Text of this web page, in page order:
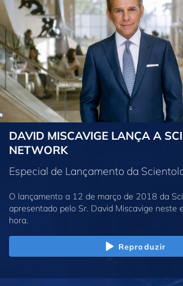
DAVID MISCAVIGE LANÇA A
NETWORK
Especial de Lançamento da
O lançamento a 12 de março de 2018 da
apresentado pelo Sr. David Miscavige neste
hora.
Reproduzir